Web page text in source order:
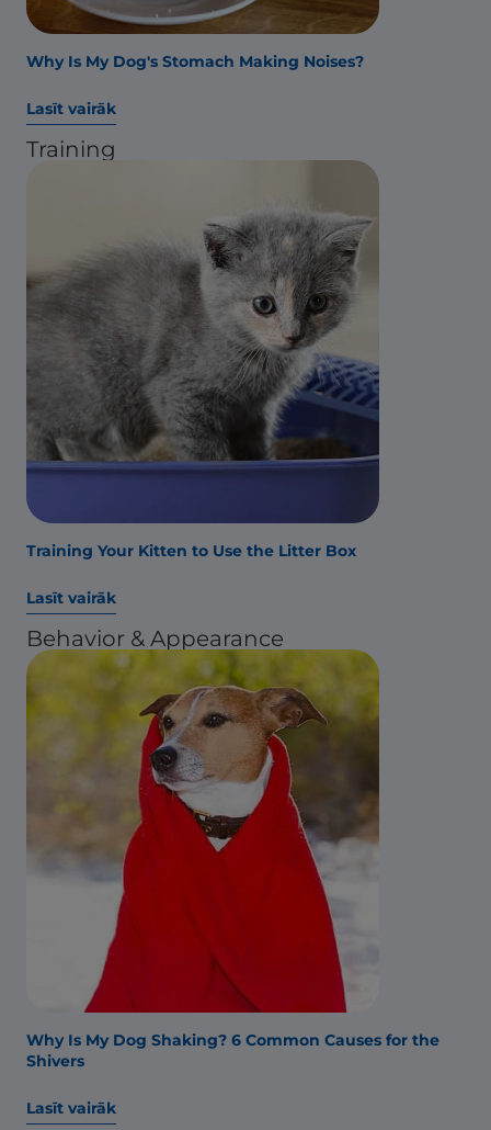
Why Is My Dog's Stomach Making Noises?
Lasīt vairāk
Training
Training Your Kitten to Use the Litter Box
Lasīt vairāk
Behavior & Appearance
Why Is My Dog Shaking? 6 Common Causes for the
Shivers
Lasīt vairāk